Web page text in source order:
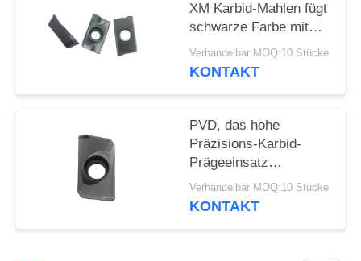
XM Karbid-Mahlen fügt
schwarze Farbe mit
PVD-Beschichtung ein
Verhandelbar MOQ:10 Stücke
KONTAKT
PVD, das hohe
Präzisions-Karbid-
Prägeeinsatz
APMT1604 beschichtet
Verhandelbar MOQ:10 Stücke
KONTAKT